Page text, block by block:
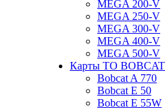
MEGA 200-V
MEGA 250-V
MEGA 300-V
MEGA 400-V
MEGA 500-V
Карты ТО BOBCAT
Bobcat A 770
Bobcat E 50
Bobcat E 55W